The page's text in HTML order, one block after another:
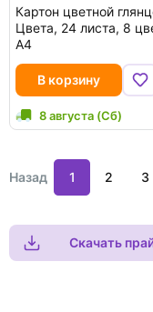
Картон цветной
Цвета, 24 листа, 8
А4
В корзину
8 августа (Сб)
Назад 1 2 3
Скачать